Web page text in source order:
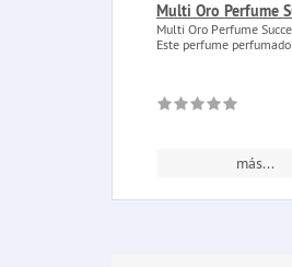
Multi Oro Perfume
Multi Oro Perfume
Este perfume
más...